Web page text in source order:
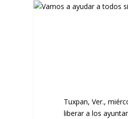
Tuxpan, Ver.,
liberar a los